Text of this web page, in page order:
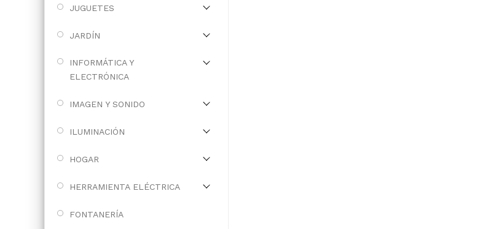
JUGUETES
JARDÍN
INFORMÁTICA Y
ELECTRÓNICA
IMAGEN Y SONIDO
ILUMINACIÓN
HOGAR
HERRAMIENTA ELÉCTRICA
FONTANERÍA